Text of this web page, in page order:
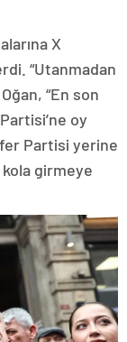
X
“Utanmadan
“En son
oy
Partisi yerine
kola girmeye